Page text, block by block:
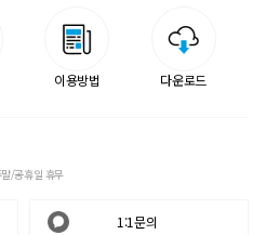
이용방법 다운로드
/공휴일 휴무
1:1문의